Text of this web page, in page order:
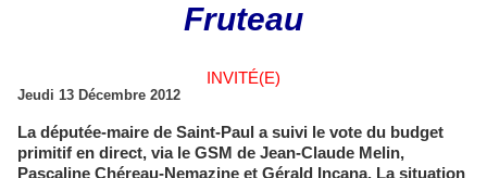
Fruteau
INVITÉ(E)
Jeudi 13 Décembre 2012
La députée-maire de Saint-Paul a suivi le vote du budget
primitif en direct, via le GSM de Jean-Claude Melin,
Pascaline Chéreau-Nemazine et Gérald Incana. La situation